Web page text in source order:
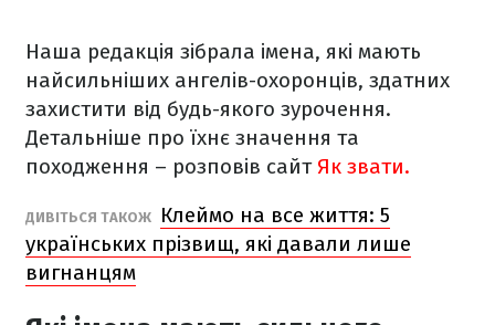
Наша редакція зібрала імена, які мають
найсильніших ангелів-охоронців, здатних
захистити від будь-якого зурочення.
Детальніше про їхнє значення та
походження – розповів сайтЯк звати.
ДИВІТЬСЯ ТАКОЖ
Клеймо на все життя: 5
українських прізвищ, які давали лише
вигнанцям